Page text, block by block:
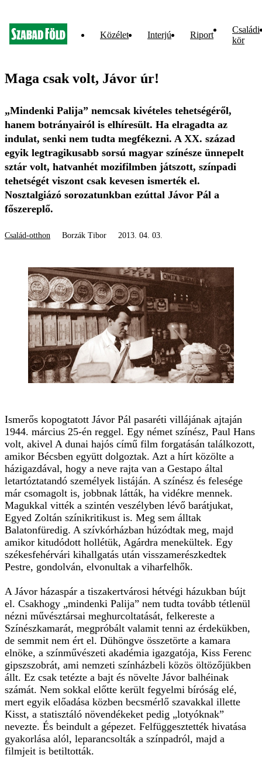
Közélet Interjú Riport
Családi
kör
Maga csak volt, Jávor úr!
„Mindenki Palija” nemcsak kivételes tehetségéről,
hanem botrányairól is elhíresült. Ha elragadta az
indulat, senki nem tudta megfékezni. A XX. század
egyik legtragikusabb sorsú magyar színésze ünnepelt
sztár volt, hatvanhét mozifilmben játszott, színpadi
tehetségét viszont csak kevesen ismerték el.
Nosztalgiázó sorozatunkban ezúttal Jávor Pál a
főszereplő.
Család-otthon Borzák Tibor 2013. 04. 03.
Ismerős kopogtatott Jávor Pál pasaréti villájának ajtaján
1944. március 25-én reggel. Egy német színész, Paul Hans
volt, akivel A dunai hajós című film forgatásán találkozott,
amikor Bécsben együtt dolgoztak. Azt a hírt közölte a
házigazdával, hogy a neve rajta van a Gestapo által
letartóztatandó személyek listáján. A színész és felesége
már csomagolt is, jobbnak látták, ha vidékre mennek.
Magukkal vitték a szintén veszélyben lévő barátjukat,
Egyed Zoltán színikritikust is. Meg sem álltak
Balatonfüredig. A szívkórházban húzódtak meg, majd
amikor kitudódott hollétük, Agárdra menekültek. Egy
székesfehérvári kihallgatás után visszamerészkedtek
Pestre, gondolván, elvonultak a viharfelhők.
A Jávor házaspár a tiszakertvárosi hétvégi házukban bújt
el. Csakhogy „mindenki Palija” nem tudta tovább tétlenül
nézni művésztársai meghurcoltatását, felkereste a
Színészkamarát, megpróbált valamit tenni az érdekükben,
de semmit nem ért el. Dühöngve összetörte a kamara
elnöke, a színművészeti akadémia igazgatója, Kiss Ferenc
gipszszobrát, ami nemzeti színházbeli közös öltözőjükben
állt. Ez csak tetézte a bajt és növelte Jávor balhéinak
számát. Nem sokkal előtte került fegyelmi bíróság elé,
mert egyik előadása közben becsmérlő szavakkal illette
Kisst, a statisztáló növendékeket pedig „lotyóknak”
nevezte. És beindult a gépezet. Felfüggesztették hivatása
gyakorlása alól, leparancsolták a színpadról, majd a
filmjeit is betiltották.